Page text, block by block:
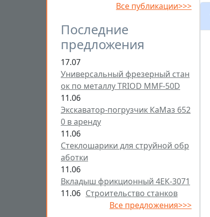
Все публикации>>>
Последние
предложения
17.07
Универсальный фрезерный стан
ок по металлу TRIOD MMF-50D
11.06
Экскаватор-погрузчик КаМаз 652
0 в аренду
11.06
Стеклошарики для струйной обр
аботки
11.06
Вкладыш фрикционный 4ЕК-3071
11.06 Строительство станков
Все предложения>>>